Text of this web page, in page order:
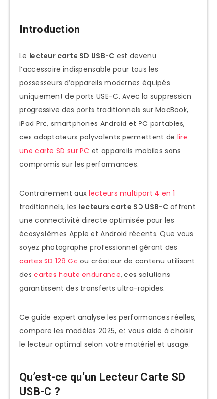
Définition et Fonctionnement
Technologies Clés
Formats Supportés
Avantages vs Lecteurs Traditionnels
Performance Optimisée
Design et Portabilité
2025
1. UGREEN USB-C vers SD/MicroSD – Le
Choix Professionnel
2. Anker USB-C Card Reader – La
Fiabilité
3. SanDisk Professional PRO-READER
SD UHS-II – Le Haut de Gamme
L’Intégration Native
5. Kingston MobileLite Plus UHS-II – Le
Rapport Performance/Prix
Design Premium
7. JSAUX USB-C SD Card Reader – Le
Introduction
Le lecteur carte SD USB-C est devenu
l’accessoire indispensable pour tous les
possesseurs d’appareils modernes équipés
uniquement de ports USB-C. Avec la suppression
progressive des ports traditionnels sur MacBook,
iPad Pro, smartphones Android et PC portables,
ces adaptateurs polyvalents permettent de lire
une carte SD sur PC et appareils mobiles sans
compromis sur les performances.
Contrairement auxlecteurs multiport 4 en 1
traditionnels, les lecteurs carte SD USB-C offrent
une connectivité directe optimisée pour les
écosystèmes Apple et Android récents. Que vous
soyez photographe professionnel gérant des
cartes SD 128 Go ou créateur de contenu utilisant
descartes haute endurance, ces solutions
garantissent des transferts ultra-rapides.
Ce guide expert analyse les performances réelles,
compare les modèles 2025, et vous aide à choisir
le lecteur optimal selon votre matériel et usage.
Qu’est-ce qu’un Lecteur Carte SD
USB-C ?